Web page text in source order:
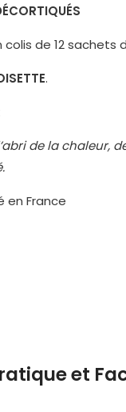
de 12 sachets
.
de la chaleur,
en France
et